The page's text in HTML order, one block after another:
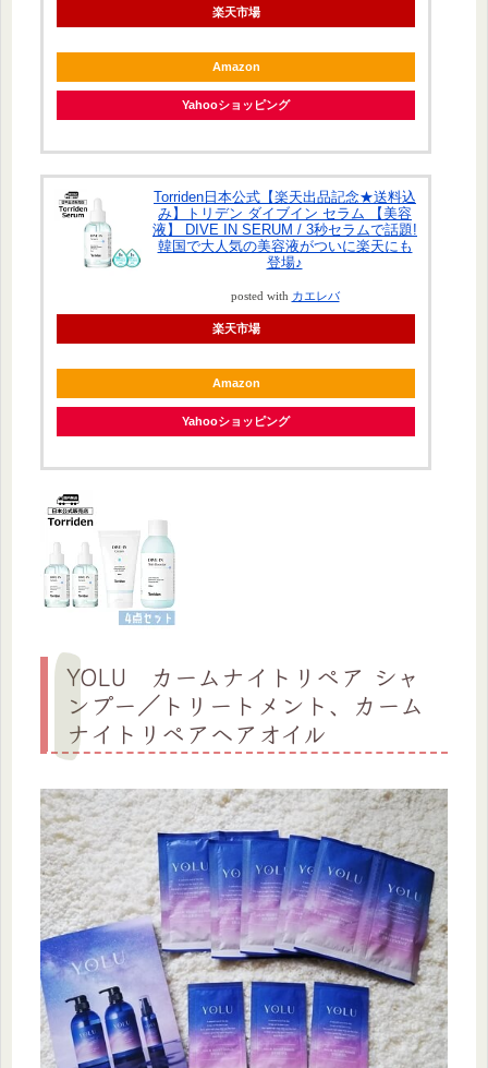
楽天市場
Amazon
Yahooショッピング
Torriden日本公式【楽天出品記念★送料込
み】トリデン ダイブイン セラム 【美容
液】 DIVE IN SERUM / 3秒セラムで話題!
韓国で大人気の美容液がついに楽天にも
登場♪
posted with カエレバ
楽天市場
Amazon
Yahooショッピング
YOLU カームナイトリペア シャ
ンプー／トリートメント、カーム
ナイトリペアヘアオイル